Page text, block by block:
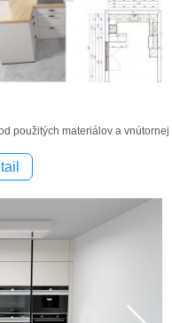
použitých materiálov a vnútornej